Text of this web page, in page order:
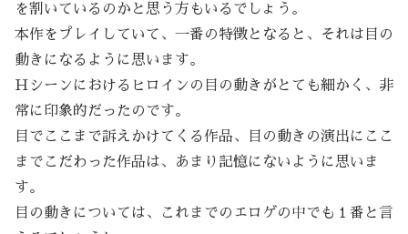
を割いているのかと思う方もいるでしょう。
本作をプレイしていて、一番の特徴となると、それは目の
動きになるように思います。
Ｈシーンにおけるヒロインの目の動きがとても細かく、非
常に印象的だったのです。
目でここまで訴えかけてくる作品、目の動きの演出にここ
までこだわった作品は、あまり記憶にないように思いま
す。
目の動きについては、これまでのエロゲの中でも１番と言